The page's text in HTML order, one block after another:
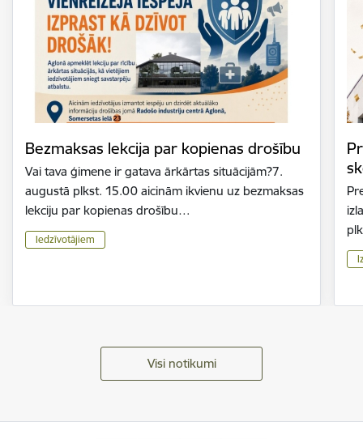
Bezmaksas lekcija par kopienas drošību
Vai tava ģimene ir gatava ārkārtas situācijām?7.
augustā plkst. 15.00 aicinām ikvienu uz bezmaksas
lekciju par kopienas drošību…
Iedzīvotājiem
Visi notikumi